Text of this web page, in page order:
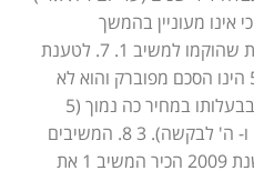
וככל שהמבקש יודיע למשיב 1 כי אינו מעוניין בהמשך
ההתקשרות יופקעו כל הסמכויות שהוקמו למשיב 1. 7. לטענת
המבקש, ההסכם מיום 5.12.10 הינו הסכם מפוברק והוא לא
הסכים למכור את המקרקעין שבבעלותו במחיר כה נמוך (5
משווים) (ר' בהרחבה פרקים ד' ו- ה' לבקשה). 3 8. המשיבים
בתגובתם ציינו בין היתר, כי בשנת 2009 הכיר המשיב 1 את